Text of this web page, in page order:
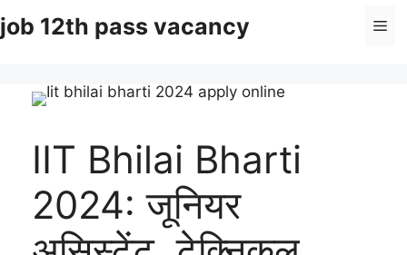
to
job 12th pass vacancy
IIT Bhilai Bharti
2024: जूनियर